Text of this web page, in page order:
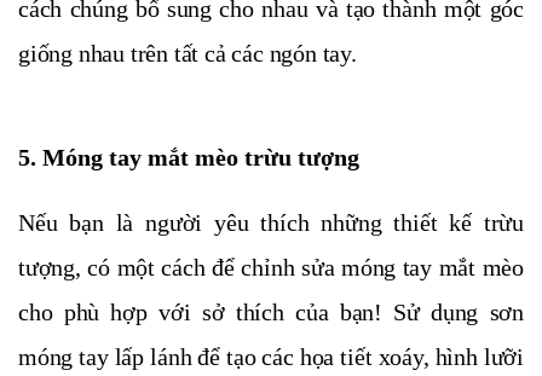
cách chúng bổ sung cho nhau và tạo thành một góc
giống nhau trên tất cả các ngón tay.
5. Móng tay mắt mèo trừu tượng
Nếu bạn là người yêu thích những thiết kế trừu
tượng, có một cách để chỉnh sửa móng tay mắt mèo
cho phù hợp với sở thích của bạn! Sử dụng sơn
móng tay lấp lánh để tạo các họa tiết xoáy, hình lưỡi